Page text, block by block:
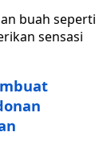
buah seperti
sensasi